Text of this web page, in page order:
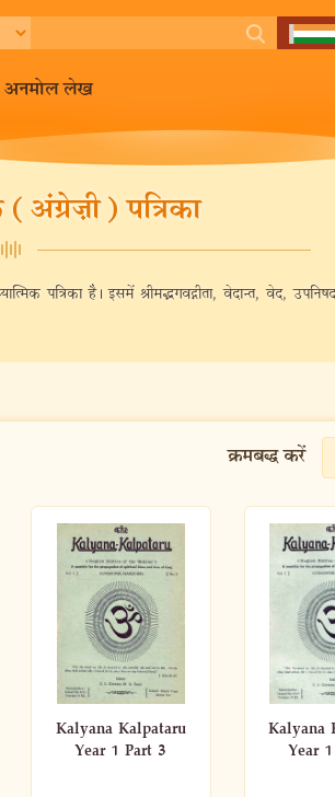
अनमोल लेख
पत्रिका
पत्रिका है। इसमें श्रीमद्भगवद्गीता, वेदान्त, वेद,
क्रमबद्ध करें
Kalyana Kalpataru
Year 1 Part 3
Kalyana
Year